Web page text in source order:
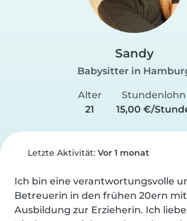
Sandy
Babysitter in
Alter
21
Stundenlohn
15,00 €/
Letzte Aktivität: Vor 1 monat
Ich bin eine verantwortungsvolle
Betreuerin in den frühen 20ern
Ausbildung zur Erzieherin. Ich